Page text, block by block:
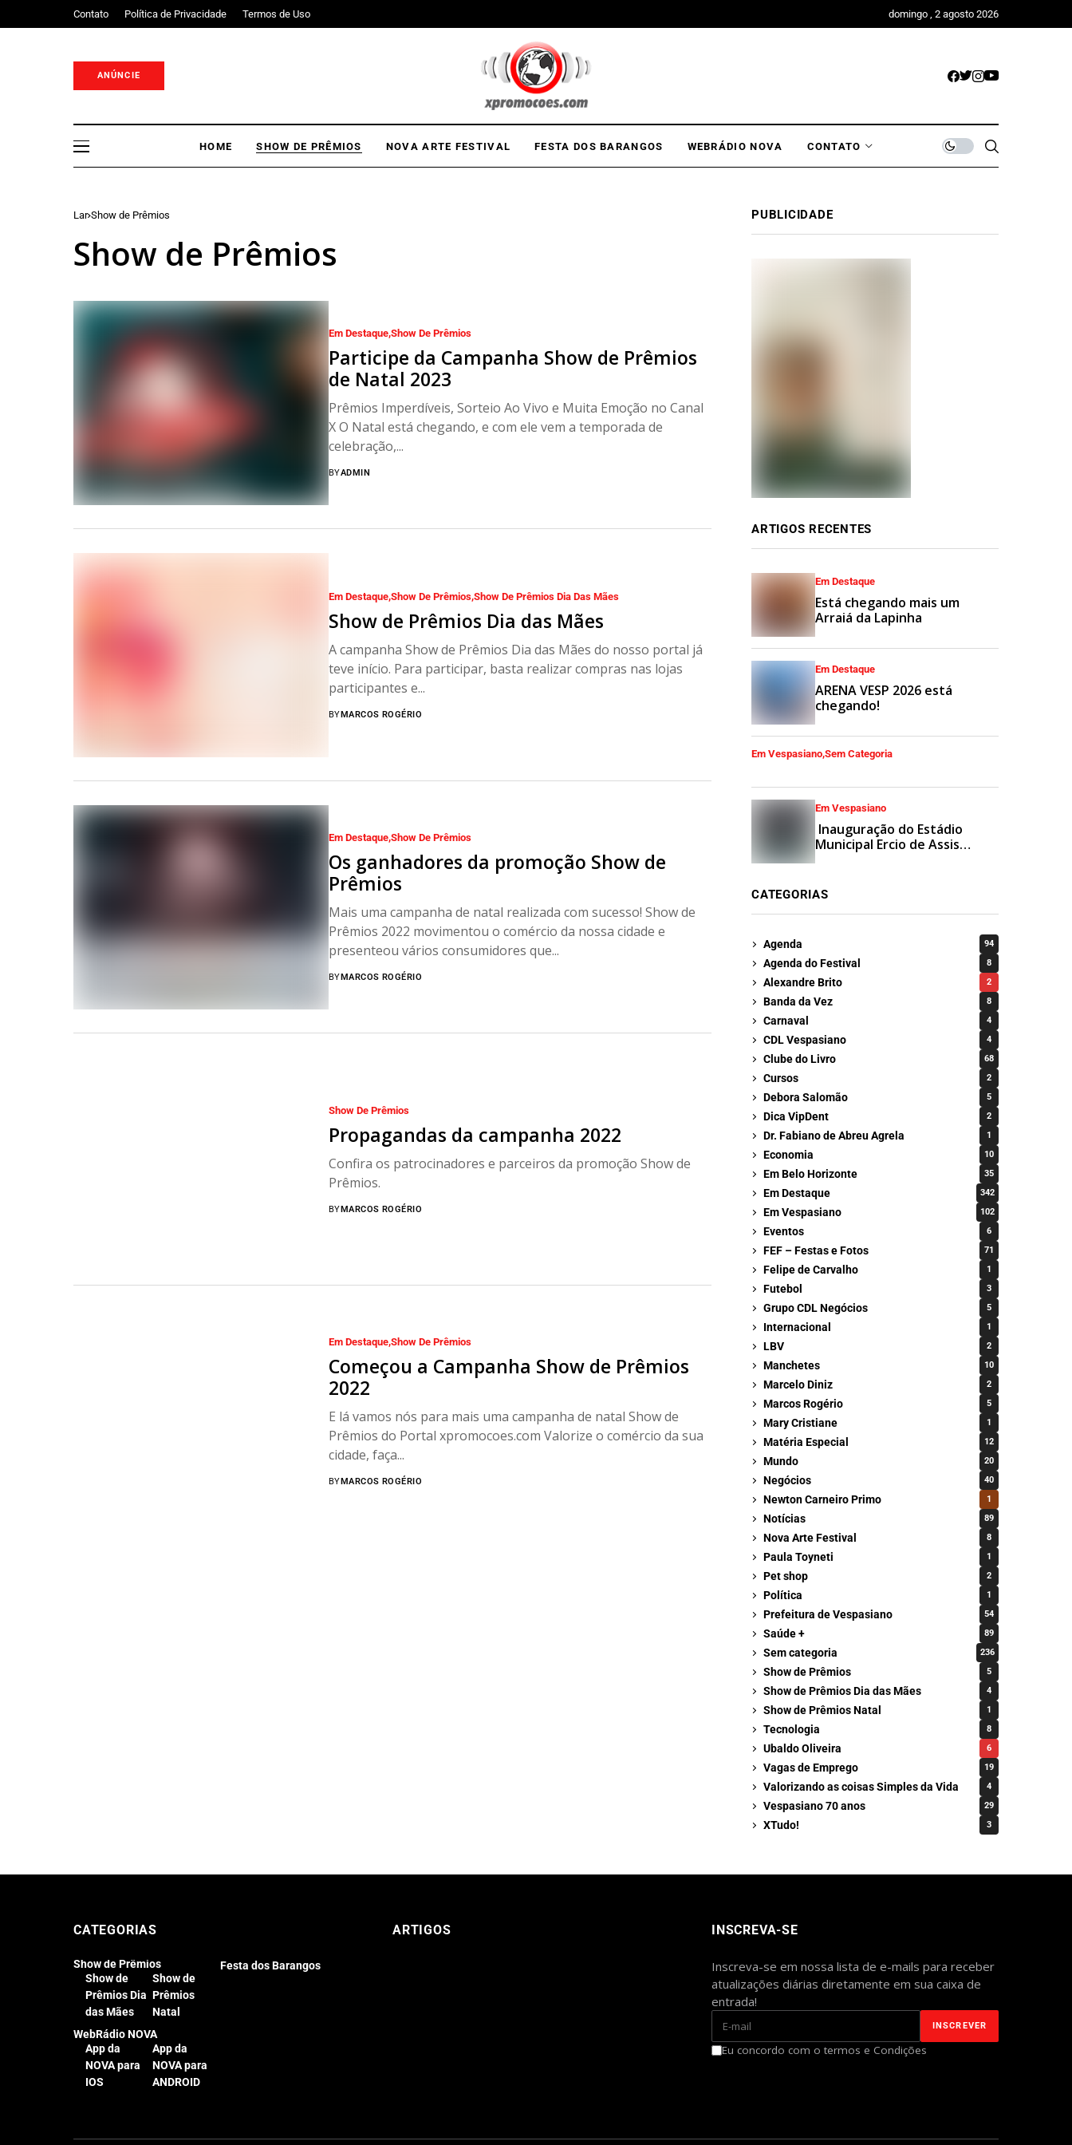
Contato Política de Privacidade Termos de Uso domingo , 2 agosto 2026
ANÚNCIE
HOME SHOW DE PRÊMIOS NOVA ARTE FESTIVAL FESTA DOS BARANGOS WEBRÁDIO NOVA CONTATO
Lar Show de Prêmios
Show de Prêmios
Em Destaque Show De Prêmios
Participe da Campanha Show de Prêmios
de Natal 2023
Prêmios Imperdíveis, Sorteio Ao Vivo e Muita Emoção no Canal
X O Natal está chegando, e com ele vem a temporada de
celebração,...
BYADMIN
Em Destaque Show De Prêmios Show De Prêmios Dia Das Mães
Show de Prêmios Dia das Mães
A campanha Show de Prêmios Dia das Mães do nosso portal já
teve início. Para participar, basta realizar compras nas lojas
participantes e...
BYMARCOS ROGÉRIO
Em Destaque Show De Prêmios
Os ganhadores da promoção Show de
Prêmios
Mais uma campanha de natal realizada com sucesso! Show de
Prêmios 2022 movimentou o comércio da nossa cidade e
presenteou vários consumidores que...
BYMARCOS ROGÉRIO
Show De Prêmios
Propagandas da campanha 2022
Confira os patrocinadores e parceiros da promoção Show de
Prêmios.
BYMARCOS ROGÉRIO
Em Destaque Show De Prêmios
Começou a Campanha Show de Prêmios
2022
E lá vamos nós para mais uma campanha de natal Show de
Prêmios do Portal xpromocoes.com Valorize o comércio da sua
cidade, faça...
BYMARCOS ROGÉRIO
PUBLICIDADE
ARTIGOS RECENTES
Em Destaque
Está chegando mais um
Arraiá da Lapinha
Em Destaque
ARENA VESP 2026 está
chegando!
Em Vespasiano Sem Categoria
Em Vespasiano
Inauguração do Estádio
Municipal Ercio de Assis
CATEGORIAS
Agenda 94
Agenda do Festival 8
Alexandre Brito 2
Banda da Vez 8
Carnaval 4
CDL Vespasiano 4
Clube do Livro 68
Cursos 2
Debora Salomão 5
Dica VipDent 2
Dr. Fabiano de Abreu Agrela 1
Economia 10
Em Belo Horizonte 35
Em Destaque 342
Em Vespasiano 102
Eventos 6
FEF – Festas e Fotos 71
Felipe de Carvalho 1
Futebol 3
Grupo CDL Negócios 5
Internacional 1
LBV 2
Manchetes 10
Marcelo Diniz 2
Marcos Rogério 5
Mary Cristiane 1
Matéria Especial 12
Mundo 20
Negócios 40
Newton Carneiro Primo 1
Notícias 89
Nova Arte Festival 8
Paula Toyneti 1
Pet shop 2
Política 1
Prefeitura de Vespasiano 54
Saúde + 89
Sem categoria 236
Show de Prêmios 5
Show de Prêmios Dia das Mães 4
Show de Prêmios Natal 1
Tecnologia 8
Ubaldo Oliveira 6
Vagas de Emprego 19
Valorizando as coisas Simples da Vida 4
Vespasiano 70 anos 29
XTudo! 3
CATEGORIAS
Show de Prêmios
Show de
Prêmios Dia
das Mães
Show de
Prêmios
Natal
Festa dos Barangos
WebRádio NOVA
App da
NOVA para
IOS
App da
NOVA para
ANDROID
ARTIGOS INSCREVA-SE
Inscreva-se em nossa lista de e-mails para receber
atualizações diárias diretamente em sua caixa de
entrada!
Eu concordo com o termos e Condições